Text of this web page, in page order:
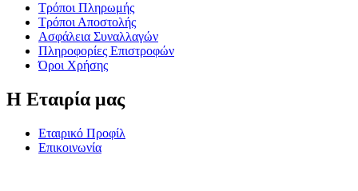
Τρόποι Πληρωμής
Τρόποι Αποστολής
Ασφάλεια Συναλλαγών
Πληροφορίες Επιστροφών
Όροι Χρήσης
Η Εταιρία μας
Εταιρικό Προφίλ
Επικοινωνία